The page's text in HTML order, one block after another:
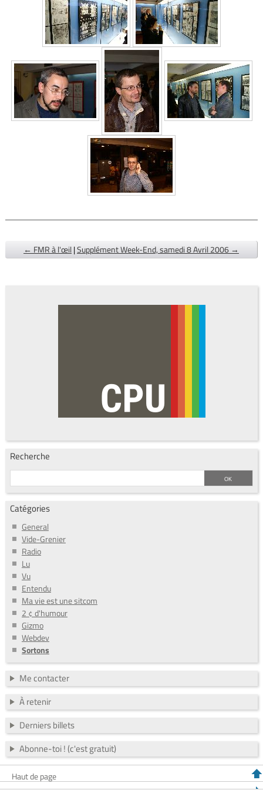
← FMR à l'œil|Supplément Week-End, samedi 8 Avril 2006 →
Recherche
Catégories
General
Vide-Grenier
Radio
Lu
Vu
Entendu
Ma vie est une sitcom
2 ¢ d'humour
Gizmo
Webdev
Sortons
Me contacter
À retenir
Derniers billets
Abonne-toi ! (c'est gratuit)
Haut de page